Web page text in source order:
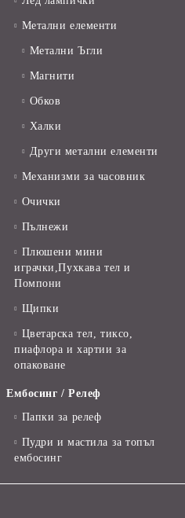
Метални елементи
Метални Ъгли
Магнити
Обков
Халки
Други метални елементи
Механизми за часовник
Очички
Пълнежи
Плюшени мини
играчки,Пухкава тел и
Помпони
Щипки
Цветарска тел, тиксо,
пиафлора и хартии за
опаковане
Ембосинг / Релеф
Папки за релеф
Пудри и мастила за топъл
ембосинг